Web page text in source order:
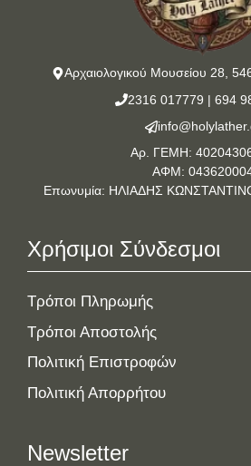
Αρχαιολογικού Μουσείου 28,
2316 017779 | 694
Αρ. ΓΕΜΗ:
ΑΦΜ:
Επωνυμία: ΗΛΙΑΔΗΣ
Χρήσιμοι Σύνδεσμοι
Τρόποι Πληρωμής
Τρόποι Αποστολής
Πολιτική Επιστροφών
Πολιτική Απορρήτου
Newsletter